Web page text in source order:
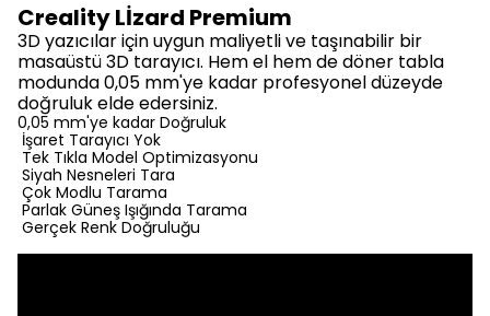
Creality Lİzard Premium
3D yazıcılar için uygun maliyetli ve taşınabilir bir
masaüstü 3D tarayıcı. Hem el hem de döner tabla
modunda 0,05 mm'ye kadar profesyonel düzeyde
doğruluk elde edersiniz.
0,05 mm'ye kadar Doğruluk
İşaret Tarayıcı Yok
Tek Tıkla Model Optimizasyonu
Siyah Nesneleri Tara
Çok Modlu Tarama
Parlak Güneş Işığında Tarama
Gerçek Renk Doğruluğu